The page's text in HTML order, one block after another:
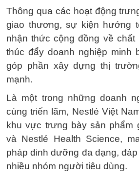
Thông qua các hoạt động
giao thương, sự kiện hướng
nhận thức cộng đồng về chất
thúc đẩy doanh nghiệp minh
góp phần xây dựng thị
mạnh.
Là một trong những doanh
cùng triển lãm, Nestlé Việt
khu vực trưng bày sản phẩm
và Nestlé Health Science,
pháp dinh dưỡng đa dạng,
nhiều nhóm người tiêu dùng.